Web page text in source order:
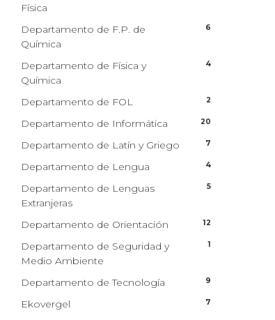
Física
Departamento de F.P. de
Química
6
Departamento de Física y
Química
4
Departamento de FOL 2
Departamento de Informática 20
Departamento de Latín y Griego 7
Departamento de Lengua 4
Departamento de Lenguas
Extranjeras
5
Departamento de Orientación 12
Departamento de Seguridad y
Medio Ambiente
1
Departamento de Tecnología 9
Ekovergel 7